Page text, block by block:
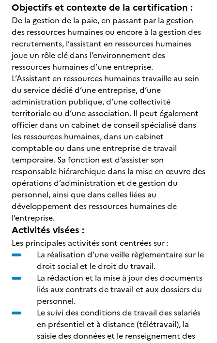
Objectifs et contexte de la certification :
De la gestion de la paie, en passant par la gestion
des ressources humaines ou encore à la gestion des
recrutements, l’assistant en ressources humaines
joue un rôle clé dans l’environnement des
ressources humaines d’une entreprise.
L’Assistant en ressources humaines travaille au sein
du service dédié d’une entreprise, d’une
administration publique, d’une collectivité
territoriale ou d’une association. Il peut également
officier dans un cabinet de conseil spécialisé dans
les ressources humaines, dans un cabinet
comptable ou dans une entreprise de travail
temporaire. Sa fonction est d’assister son
responsable hiérarchique dans la mise en œuvre des
opérations d’administration et de gestion du
personnel, ainsi que dans celles liées au
développement des ressources humaines de
l’entreprise.
Activités visées :
Les principales activités sont centrées sur :
La réalisation d’une veille règlementaire sur le
droit social et le droit du travail.
La rédaction et la mise à jour des documents
liés aux contrats de travail et aux dossiers du
personnel.
Le suivi des conditions de travail des salariés
en présentiel et à distance (télétravail), la
saisie des données et le renseignement des